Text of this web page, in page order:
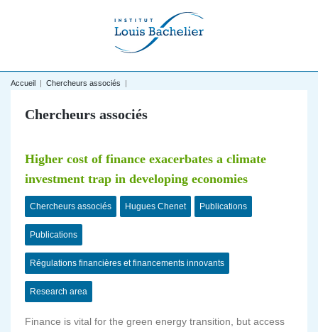
Accueil | Chercheurs associés |
Chercheurs associés
Higher cost of finance exacerbates a climate
investment trap in developing economies
Chercheurs associés Hugues Chenet Publications
Publications
Régulations financières et financements innovants
Research area
Finance is vital for the green energy transition, but access